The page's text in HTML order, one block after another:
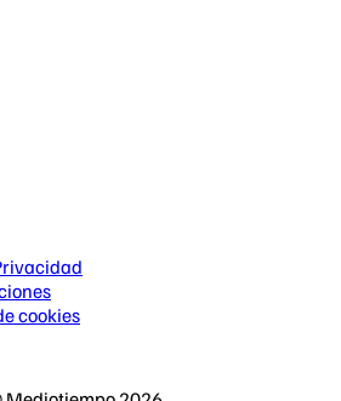
cookies